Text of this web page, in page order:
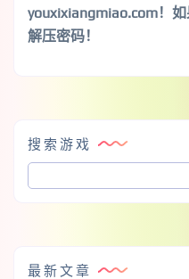
youxixiangmiao.com！
解压密码！
搜索游戏
最新文章